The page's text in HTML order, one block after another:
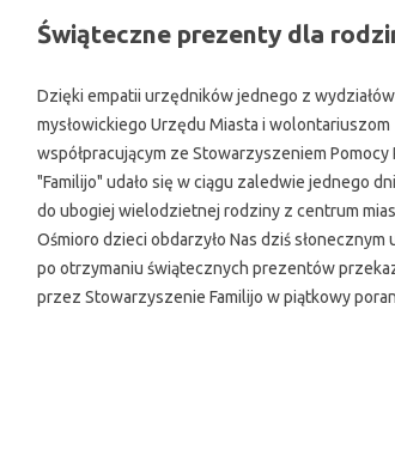
Świąteczne prezenty dla
Dzięki empatii urzędników jednego z wydziałów
mysłowickiego Urzędu Miasta i wolontariuszom
współpracującym ze Stowarzyszeniem Pomocy
"Familijo" udało się w ciągu zaledwie jednego
do ubogiej wielodzietnej rodziny z centrum
Ośmioro dzieci obdarzyło Nas dziś słonecznym
po otrzymaniu świątecznych prezentów
przez Stowarzyszenie Familijo w piątkowy